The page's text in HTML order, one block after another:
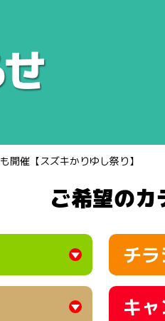
開催【スズキかりゆし祭り】
ご希望の
チラ
キ